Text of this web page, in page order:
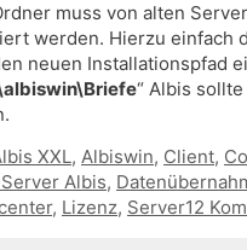
muss von alten
werden. Hierzu einfach
neuen Installationspfad
“ Albis
XXL, Albiswin, Client,
Albis,
, Lizenz, Server12